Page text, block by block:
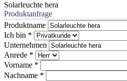
Solarleuchte hera
Produktanfrage
Produktname
Ich bin *
Unternehmen
Anrede *
Vorname *
Nachname *